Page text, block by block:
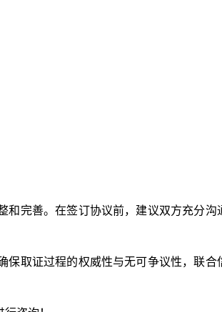
和完善。在签订协议前，建议双方充分沟
保取证过程的权威性与无可争议性，联合